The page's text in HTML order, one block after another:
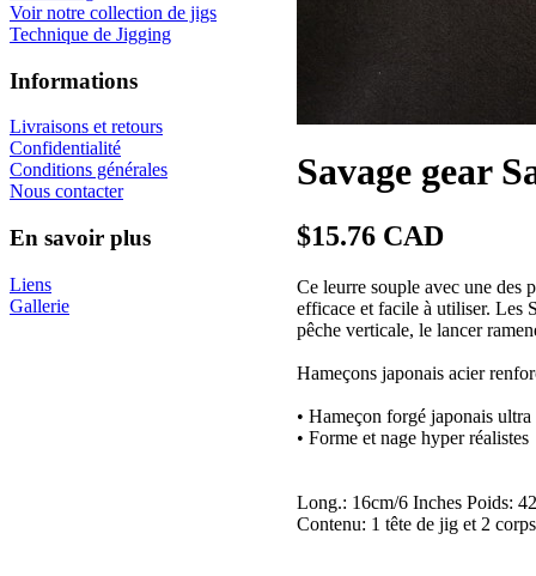
Voir notre collection de jigs
Technique de Jigging
Informations
Livraisons et retours
Confidentialité
Conditions générales
Nous contacter
En savoir plus
Liens
Gallerie
Savage gear
$15.76 CAD
Ce leurre souple avec une des
efficace et facile à utiliser. Les
pêche verticale, le lancer
Hameçons japonais acier
• Hameçon forgé japonais
• Forme et nage hyper réalistes
Long.: 16cm/6 Inches Poids:
Contenu: 1 tête de jig et 2